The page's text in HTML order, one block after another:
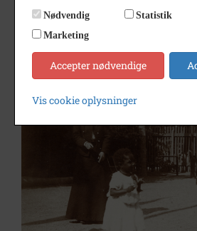
Nakskov lokalhistoriske Arkiv har et
materiale om Victor Cornelins, bl.a.
lydoptagelser, avisartikler og bøger.
Nødvendig
Statistik
Marketing
Accepter nødvendige
Vis cookie oplysninger